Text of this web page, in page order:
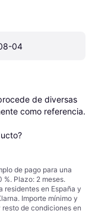
04
de diversas
como referencia.
de pago para una
%. Plazo: 2 meses.
residentes en España y
Importe mínimo y
de condiciones en